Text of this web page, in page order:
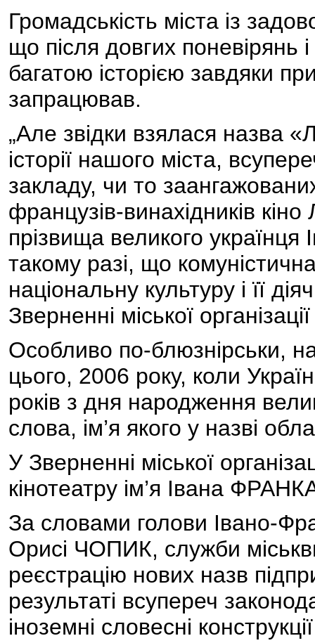
Громадськість міста із
що після довгих поневірянь і
багатою історією завдяки
запрацював.
„Але звідки взялася назва
історії нашого міста,
закладу, чи то
французів-винахідників
прізвища великого
такому разі, що
національну культуру і її
Зверненні міської
Особливо по-блюзнірськи,
цього, 2006 року, коли
років з дня народження
слова, ім’я якого у назві
У Зверненні міської
кінотеатру ім’я Івана
За словами голови Івано-
Орисі ЧОПИК, служби
реєстрацію нових назв
результаті всупереч
іноземні словесні